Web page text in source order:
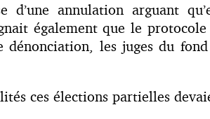
annulation arguant
également que le
dénonciation, les juges du
ces élections partielles